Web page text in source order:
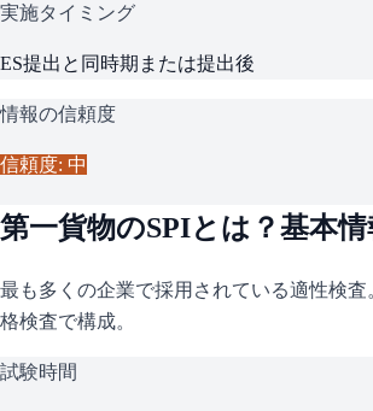
実施タイミング
ES提出と同時期または提出後
情報の信頼度
信頼度: 中
第一貨物のSPIとは？基本
最も多くの企業で採用されている適性検
格検査で構成。
試験時間